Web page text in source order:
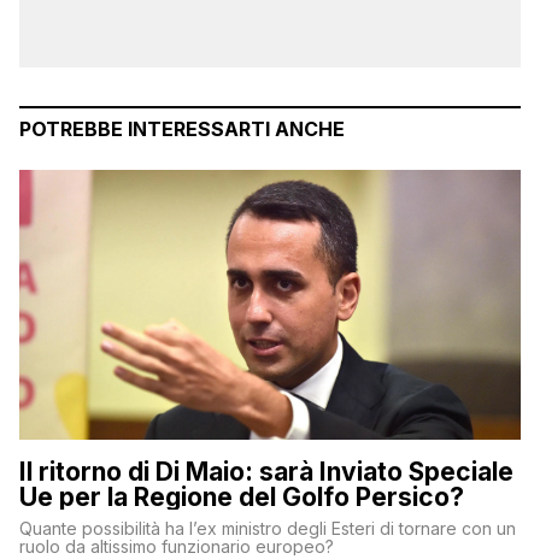
POTREBBE INTERESSARTI ANCHE
Il ritorno di Di Maio: sarà Inviato Speciale
Ue per la Regione del Golfo Persico?
Quante possibilità ha l’ex ministro degli Esteri di tornare con un
ruolo da altissimo funzionario europeo?